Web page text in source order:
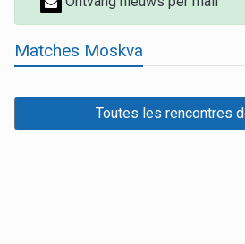
Matches Moskva
Toutes les rencontres